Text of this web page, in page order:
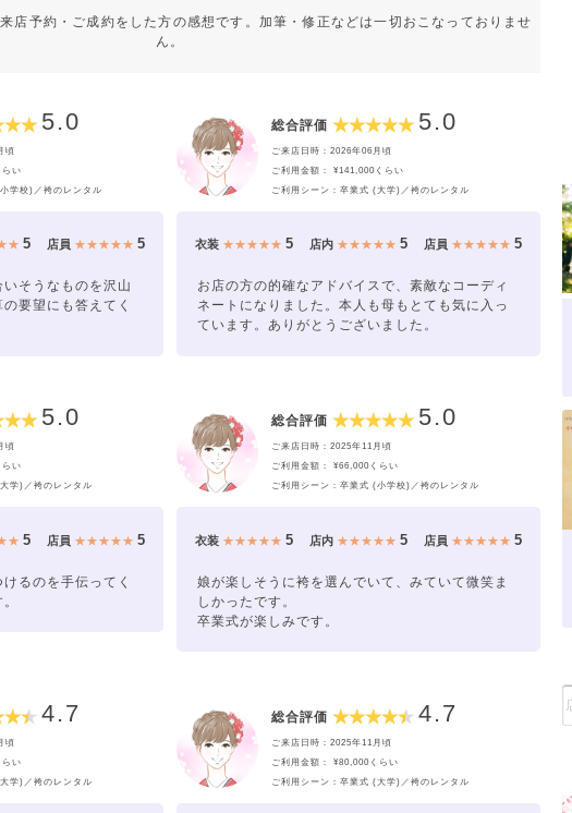
店予約・ご成約をした方の感想です。加筆・修正などは一切おこなっておりませ
ん。
5.0
頃
い
学校)／袴のレンタル
5 店員 ★★★★★ 5
そうなものを沢山
要望にも答えてく
総合評価 5.0
ご来店日時：2026年06月頃
ご利用金額： ¥141,000くらい
ご利用シーン：卒業式 (大学)／袴のレンタル
衣装 ★★★★★5 店内 ★★★★★ 5 店員 ★★★★★ 5
お店の方の的確なアドバイスで、素敵なコーディ
ネートになりました。本人も母もとても気に入っ
ています。ありがとうございました。
5.0
頃
い
学)／袴のレンタル
5 店員 ★★★★★ 5
るのを手伝ってく
総合評価 5.0
ご来店日時：2025年11月頃
ご利用金額： ¥66,000くらい
ご利用シーン：卒業式 (小学校)／袴のレンタル
衣装 ★★★★★5 店内 ★★★★★ 5 店員 ★★★★★ 5
娘が楽しそうに袴を選んでいて、みていて微笑ま
しかったです。
卒業式が楽しみです。
4.7
頃
い
学)／袴のレンタル
総合評価 4.7
ご来店日時：2025年11月頃
ご利用金額： ¥80,000くらい
ご利用シーン：卒業式 (大学)／袴のレンタル